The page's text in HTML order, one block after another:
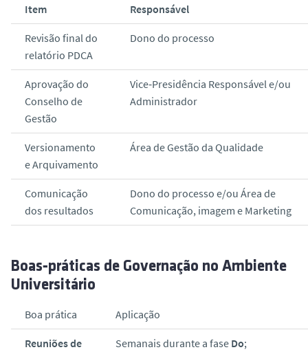
Item Responsável
Revisão final do
relatório PDCA
Dono do processo
Aprovação do
Conselho de
Gestão
Vice‑Presidência Responsável e/ou
Administrador
Versionamento
e Arquivamento
Área de Gestão da Qualidade
Comunicação
dos resultados
Dono do processo e/ou Área de
Comunicação, imagem e Marketing
Boas‑práticas de Governação no Ambiente
Universitário
Boa prática Aplicação
Reuniões de
Semanais durante a fase Do;